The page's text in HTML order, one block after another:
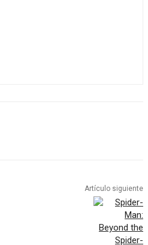
Artículo siguiente